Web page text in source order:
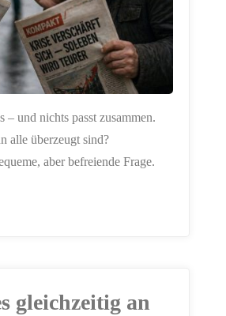
und nichts passt zusammen.
alle überzeugt sind?
aber befreiende Frage.
gleichzeitig an